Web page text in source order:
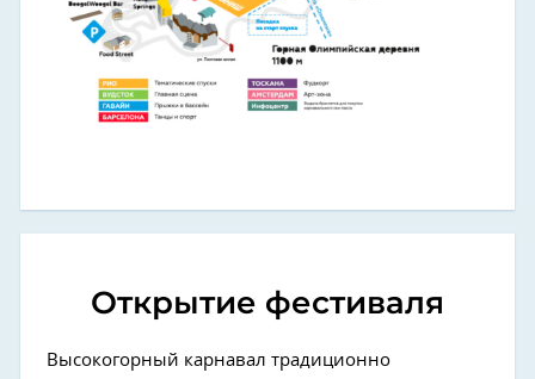
Открытие фестиваля
Высокогорный карнавал традиционно